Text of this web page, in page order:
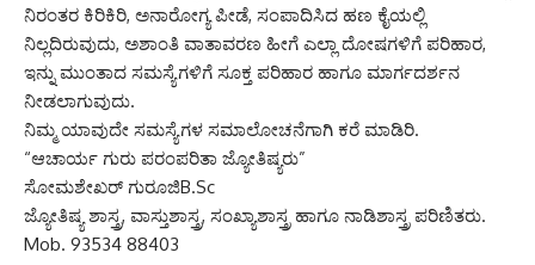
ನಿರಂತರ ಕಿರಿಕಿರಿ, ಅನಾರೋಗ್ಯ ಪೀಡೆ, ಸಂಪಾದಿಸಿದ ಹಣ ಕೈಯಲ್ಲಿ
ನಿಲ್ಲದಿರುವುದು, ಅಶಾಂತಿ ವಾತಾವರಣ ಹೀಗೆ ಎಲ್ಲಾ ದೋಷಗಳಿಗೆ ಪರಿಹಾರ,
ಇನ್ನು ಮುಂತಾದ ಸಮಸ್ಯೆಗಳಿಗೆ ಸೂಕ್ತ ಪರಿಹಾರ ಹಾಗೂ ಮಾರ್ಗದರ್ಶನ
ನೀಡಲಾಗುವುದು.
ನಿಮ್ಮ ಯಾವುದೇ ಸಮಸ್ಯೆಗಳ ಸಮಾಲೋಚನೆಗಾಗಿ ಕರೆ ಮಾಡಿರಿ.
“ಆಚಾರ್ಯ ಗುರು ಪರಂಪರಿತಾ ಜ್ಯೋತಿಷ್ಯರು”
ಸೋಮಶೇಖರ್ ಗುರೂಜಿB.Sc
ಜ್ಯೋತಿಷ್ಯ ಶಾಸ್ತ್ರ, ವಾಸ್ತುಶಾಸ್ತ್ರ, ಸಂಖ್ಯಾಶಾಸ್ತ್ರ ಹಾಗೂ ನಾಡಿಶಾಸ್ತ್ರ ಪರಿಣಿತರು.
Mob. 93534 88403